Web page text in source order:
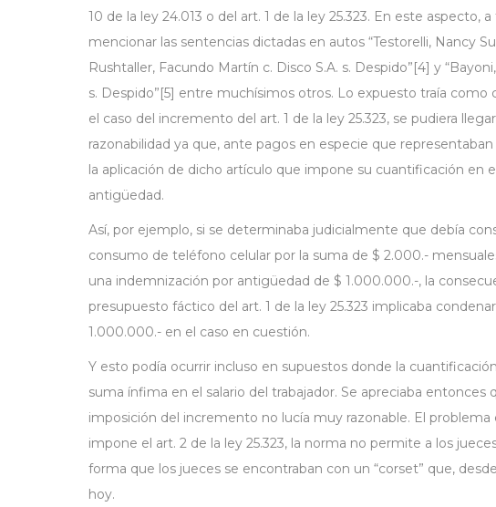
10 de la ley 24.013 o del art. 1 de la ley 25.323. En este
mencionar las sentencias dictadas en autos “Testorelli, Nancy
Rushtaller, Facundo Martín c. Disco S.A. s. Despido”[4] y
s. Despido”[5] entre muchísimos otros. Lo expuesto traía
el caso del incremento del art. 1 de la ley 25.323, se pudiera
razonabilidad ya que, ante pagos en especie que
la aplicación de dicho artículo que impone su cuantificación en
antigüedad.
Así, por ejemplo, si se determinaba judicialmente que debía
consumo de teléfono celular por la suma de $ 2.000.-
una indemnización por antigüedad de $ 1.000.000.-, la
presupuesto fáctico del art. 1 de la ley 25.323 implicaba
1.000.000.- en el caso en cuestión.
Y esto podía ocurrir incluso en supuestos donde la
suma ínfima en el salario del trabajador. Se apreciaba entonces
imposición del incremento no lucía muy razonable. El
impone el art. 2 de la ley 25.323, la norma no permite a los
forma que los jueces se encontraban con un “corset” que,
hoy.